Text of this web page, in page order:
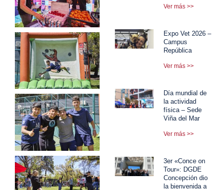
Ver más >>
Expo Vet 2026 –
Campus
República
Ver más >>
Día mundial de
la actividad
física – Sede
Viña del Mar
Ver más >>
3er «Conce on
Tour»: DGDE
Concepción dio
la bienvenida a